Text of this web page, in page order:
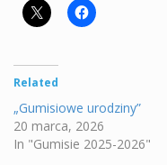
Related
„Gumisiowe urodziny”
20 marca, 2026
In "Gumisie 2025-2026"